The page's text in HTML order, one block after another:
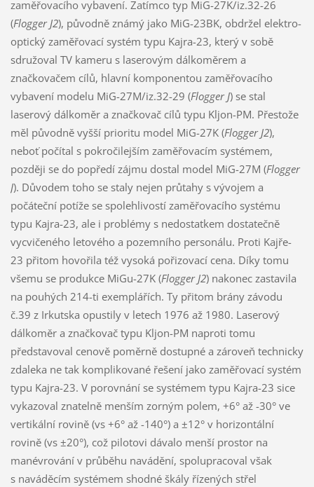
zaměřovacího vybavení. Zatímco typ MiG-27K/iz.32-26
(Flogger J2), původně známý jako MiG-23BK, obdržel elektro-
optický zaměřovací systém typu Kajra-23, který v sobě
sdružoval TV kameru s laserovým dálkoměrem a
značkovačem cílů, hlavní komponentou zaměřovacího
vybavení modelu MiG-27M/iz.32-29 (Flogger J) se stal
laserový dálkoměr a značkovač cílů typu Kljon-PM. Přestože
měl původně vyšší prioritu model MiG-27K (Flogger J2),
neboť počítal s pokročilejším zaměřovacím systémem,
později se do popředí zájmu dostal model MiG-27M (Flogger
J). Důvodem toho se staly nejen průtahy s vývojem a
počáteční potíže se spolehlivostí zaměřovacího systému
typu Kajra-23, ale i problémy s nedostatkem dostatečně
vycvičeného letového a pozemního personálu. Proti Kajře-
23 přitom hovořila též vysoká pořizovací cena. Díky tomu
všemu se produkce MiGu-27K (Flogger J2) nakonec zastavila
na pouhých 214-ti exemplářích. Ty přitom brány závodu
č.39 z Irkutska opustily v letech 1976 až 1980. Laserový
dálkoměr a značkovač typu Kljon-PM naproti tomu
představoval cenově poměrně dostupné a zároveň technicky
zdaleka ne tak komplikované řešení jako zaměřovací systém
typu Kajra-23. V porovnání se systémem typu Kajra-23 sice
vykazoval znatelně menším zorným polem, +6° až -30° ve
vertikální rovině (vs +6° až -140°) a ±12° v horizontální
rovině (vs ±20°), což pilotovi dávalo menší prostor na
manévrování v průběhu navádění, spolupracoval však
s naváděcím systémem shodné škály řízených střel